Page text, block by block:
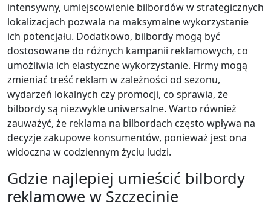
intensywny, umiejscowienie bilbordów w strategicznych
lokalizacjach pozwala na maksymalne wykorzystanie
ich potencjału. Dodatkowo, bilbordy mogą być
dostosowane do różnych kampanii reklamowych, co
umożliwia ich elastyczne wykorzystanie. Firmy mogą
zmieniać treść reklam w zależności od sezonu,
wydarzeń lokalnych czy promocji, co sprawia, że
bilbordy są niezwykle uniwersalne. Warto również
zauważyć, że reklama na bilbordach często wpływa na
decyzje zakupowe konsumentów, ponieważ jest ona
widoczna w codziennym życiu ludzi.
Gdzie najlepiej umieścić bilbordy
reklamowe w Szczecinie